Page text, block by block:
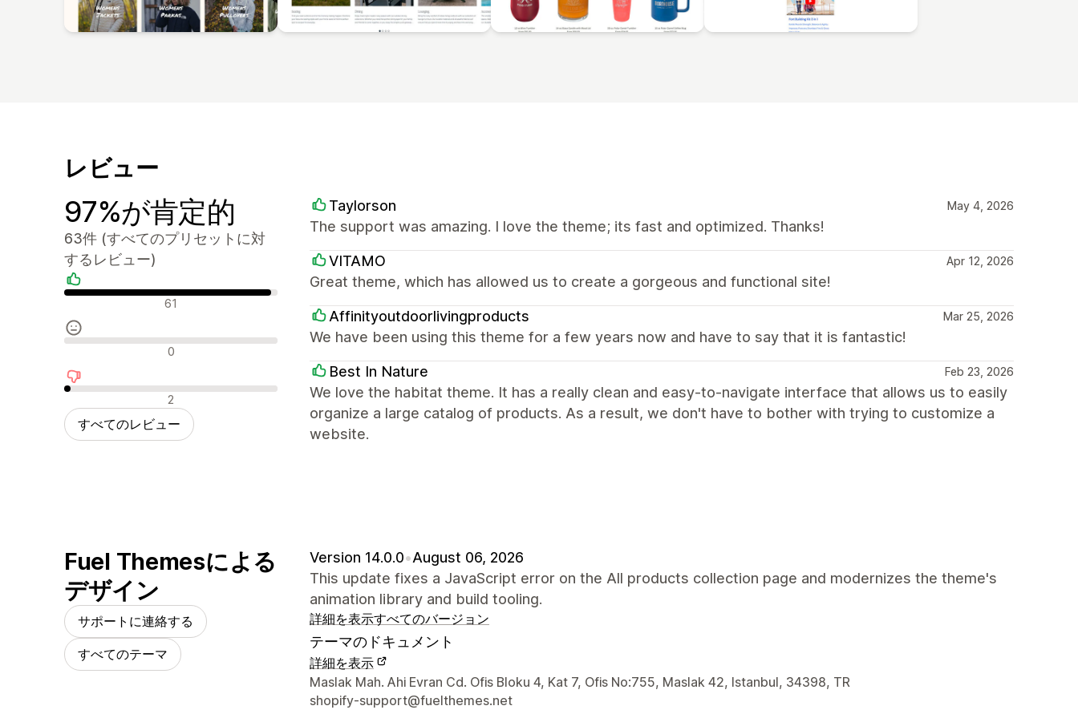
レビュー
97%が肯定的
63件 (すべてのプリセットに対
するレビュー)
肯定的なレビュー61
中間的なレビュー0
否定的なレビュー2
すべてのレビュー
Taylorson May 4, 2026
The support was amazing. I love the theme; its fast and optimized. Thanks!
VITAMO Apr 12, 2026
Great theme, which has allowed us to create a gorgeous and functional site!
Affinityoutdoorlivingproducts Mar 25, 2026
We have been using this theme for a few years now and have to say that it is fantastic!
Best In Nature Feb 23, 2026
We love the habitat theme. It has a really clean and easy-to-navigate interface that allows us to easily
organize a large catalog of products. As a result, we don't have to bother with trying to customize a
website.
Fuel Themesによる
デザイン
サポートに連絡する
すべてのテーマ
Version 14.0.0•August 06, 2026
This update fixes a JavaScript error on the All products collection page and modernizes the theme's
animation library and build tooling.
詳細を表示すべてのバージョン
テーマのドキュメント
詳細を表示
デザイナーの連絡先情報
Maslak Mah. Ahi Evran Cd. Ofis Bloku 4, Kat 7, Ofis No:755, Maslak 42, Istanbul, 34398, TR
shopify-support@fuelthemes.net